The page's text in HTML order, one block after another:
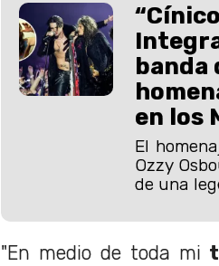
banda
en los
El
Ozzy
de una
"En medio de toda mi